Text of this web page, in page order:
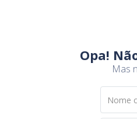
Opa!
Mas
Nome